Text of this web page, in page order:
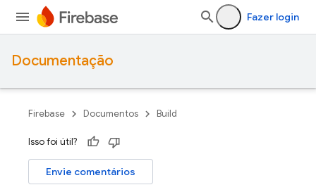
Fazer login
Documentação
Firebase Documentos Build
Isso foi útil?
Envie comentários